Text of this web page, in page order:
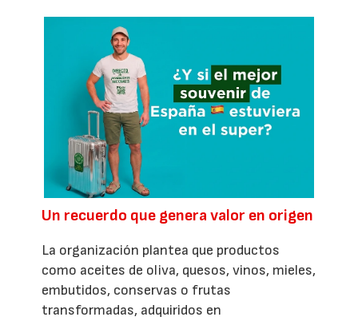
Un recuerdo que genera valor en origen
La organización plantea que productos
como aceites de oliva, quesos, vinos, mieles,
embutidos, conservas o frutas
transformadas, adquiridos en